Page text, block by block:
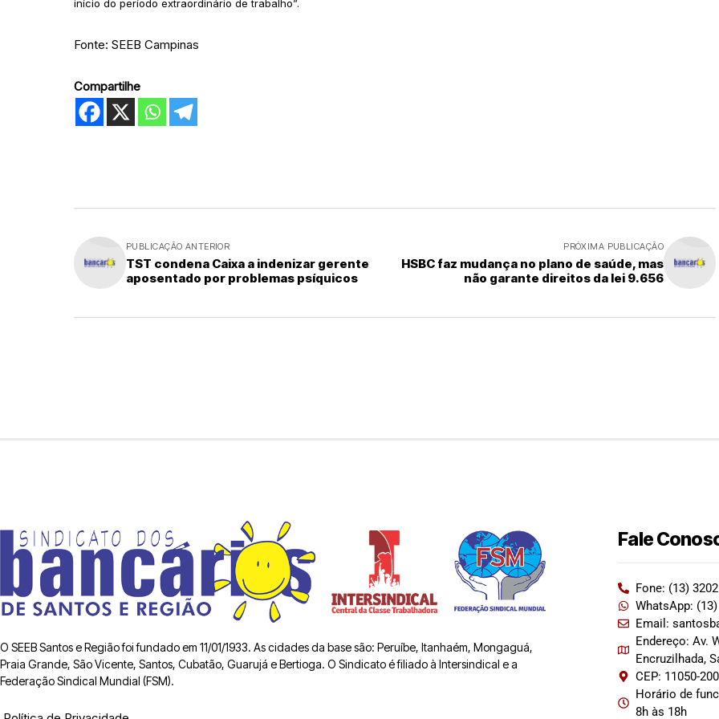
início do período extraordinário de trabalho”.
Fonte: SEEB Campinas
Compartilhe
PUBLICAÇÃO ANTERIOR
TST condena Caixa a indenizar gerente
aposentado por problemas psíquicos
PRÓXIMA PUBLICAÇÃO
HSBC faz mudança no plano de saúde, mas
não garante direitos da lei 9.656
O SEEB Santos e Região foi fundado em 11/01/1933. As cidades da base são: Peruíbe, Itanhaém, Mongaguá,
Praia Grande, São Vicente, Santos, Cubatão, Guarujá e Bertioga. O Sindicato é filiado à Intersindical e a
Federação Sindical Mundial (FSM).
Fale
Fone: (13)
WhatsApp:
Email:
Endereço: Av.
Encruzilhada,
CEP: 11050-200
Horário de
8h às 18h